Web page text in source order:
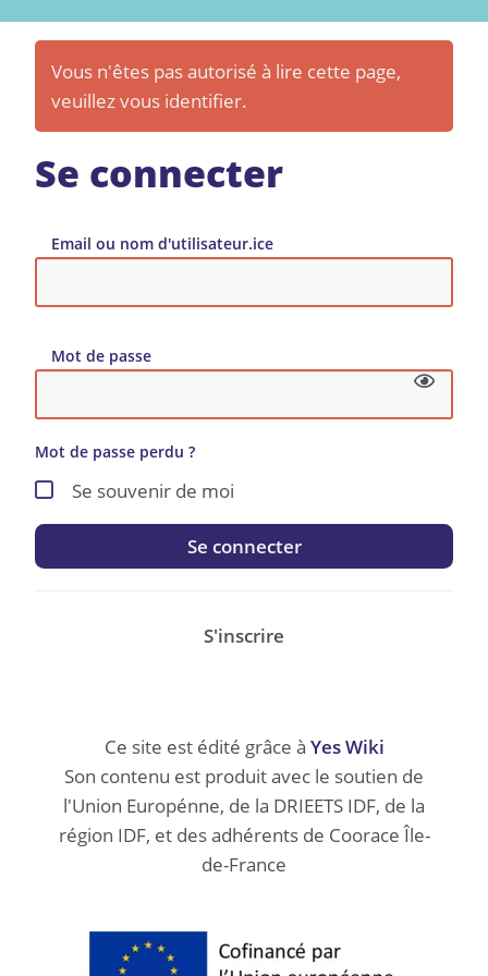
Vous n'êtes pas autorisé à lire cette page,
veuillez vous identifier.
Se connecter
Email ou nom d'utilisateur.ice
Mot de passe
Mot de passe perdu ?
Se souvenir de moi
Se connecter
S'inscrire
Ce site est édité grâce à Yes Wiki
Son contenu est produit avec le soutien de
l'Union Europénne, de la DRIEETS IDF, de la
région IDF, et des adhérents de Coorace Île-
de-France